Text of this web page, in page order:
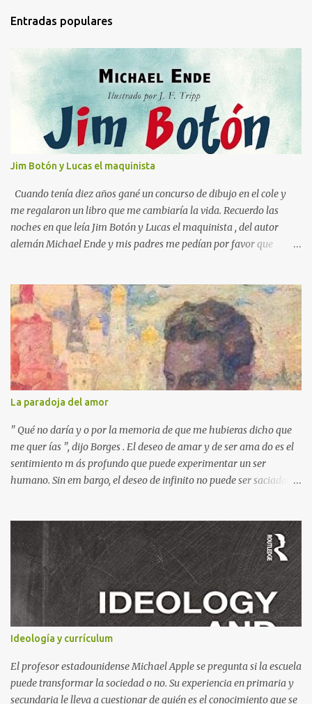
e
s
Entradas populares
Jim Botón y Lucas el maquinista
Cuando tenía diez años gané un concurso de dibujo en el cole y
me regalaron un libro que me cambiaría la vida. Recuerdo las
noches en que leía Jim Botón y Lucas el maquinista , del autor
alemán Michael Ende y mis padres me pedían por favor que
Y no podía dejar a Jim Botón y su amigo Lucas a las puertas de la
Ciudad de los Dragones para rescatar a la Princesa china Li Si.
Ende es un maestro capaz de crear un universo de fantasía,
poblado por seres sorprendentes y lugares extraordinarios. Desde
el "gigante-aparente" Tur Tur hasta la extraña isla flotante, cada
página de esta gran novela está impregnada de una imaginación
desbordante. Además, la obra aborda temas universales como la
amistad, la justicia y la libertad. Por ejemplo, hay un momento en
que los bonzos chinos condenan a Jim y a Lucas por no tener
documentos (en una crítica social al p...
La paradoja del amor
" Qué no daría y o por la memoria de que me hubieras dicho que
me quer ías ", dijo Borges . El deseo de amar y de ser ama do es el
sentimiento m ás profundo que puede experimentar un ser
humano. Sin em bargo, el deseo de infinito no puede ser saciado
más grande, según el poeta bohemio Rilke : Esta es la paradoja del
amor entre el hombre y la mujer: dos infinitos se encuentran con
dos límites; dos infinitamente necesitados de ser amados se
encuentran con dos frágiles y limitadas capacidades de amar. Y
sólo en el horizonte de un amor más grande no se devoran en la
pretensión, ni se resignan, sino que caminan juntos hacia una
plenitud de la cual el otro es signo. Por otra parte, cabe señalar que
en una de sus Poesías Juvenile s, pone el acento en la relación entre
las palabras y las cosas, pues a menudo reducimos las cosas en
palabras...
Ideología y currículum
El profesor estadounidense Michael Apple se pregunta si la escuela
puede transformar la sociedad o no. Su experiencia en primaria y
secundaria le lleva a cuestionar de quién es el conocimiento que se